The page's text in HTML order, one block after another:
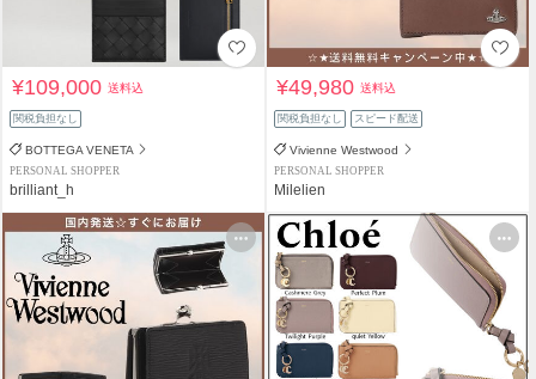
¥109,000送料込
関税負担なし
BOTTEGA VENETA
PERSONAL SHOPPER
brilliant_h
¥49,980送料込
関税負担なし スピード配送
Vivienne Westwood
PERSONAL SHOPPER
Milelien